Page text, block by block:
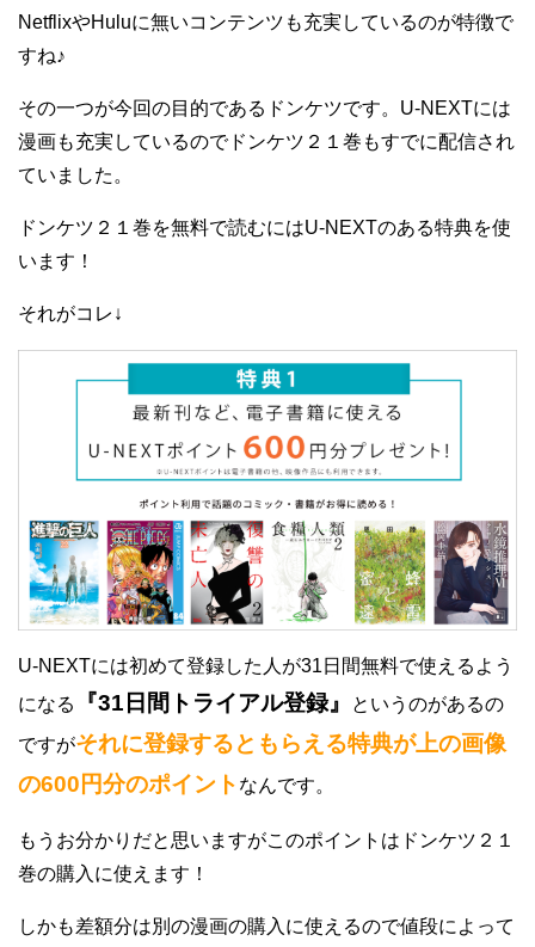
NetflixやHuluに無いコンテンツも充実しているのが特徴で
すね♪
その一つが今回の目的であるドンケツです。U-NEXTには
漫画も充実しているのでドンケツ２１巻もすでに配信され
ていました。
ドンケツ２１巻を無料で読むにはU-NEXTのある特典を使
います！
それがコレ↓
U-NEXTには初めて登録した人が31日間無料で使えるよう
になる
『31日間トライアル登録』
というのがあるの
ですがそれに登録するともらえる特典が上の画像
の600円分のポイント なんです。
もうお分かりだと思いますがこのポイントはドンケツ２１
巻の購入に使えます！
しかも差額分は別の漫画の購入に使えるので値段によって